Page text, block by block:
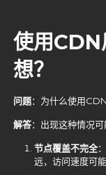
使用CDN
想？
问题：为什么使用
解答：出现这种情况可
节点覆盖不完全
远，访问速度可